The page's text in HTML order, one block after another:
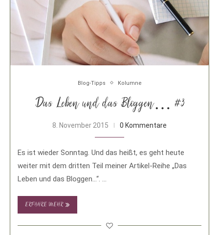
Blog-Tipps Kolumne
Das Leben und das Bloggen… #3
8. November 2015 0 Kommentare
Es ist wieder Sonntag. Und das heißt, es geht heute
weiter mit dem dritten Teil meiner Artikel-Reihe „Das
Leben und das Bloggen…“. …
ERFAHRE MEHR